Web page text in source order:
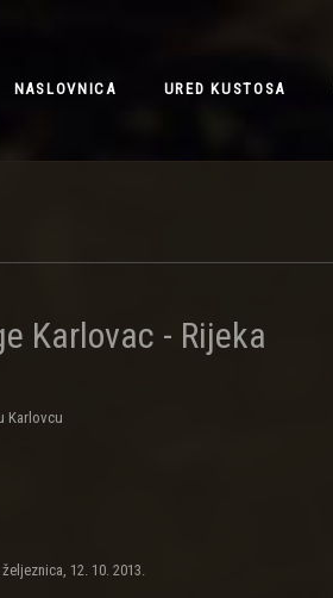
NASLOVNICA URED KUSTOSA
Karlovac - Rijeka
Karlovcu
12. 10. 2013.